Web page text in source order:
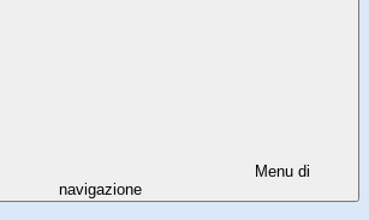
Menu di
navigazione